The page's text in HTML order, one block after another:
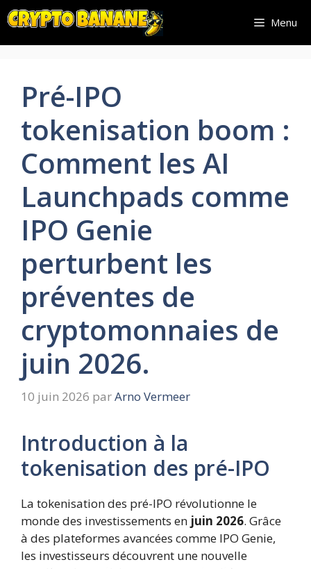
Aller
au
contenu
Menu
Pré-IPO
tokenisation boom :
Comment les AI
Launchpads comme
IPO Genie
perturbent les
préventes de
cryptomonnaies de
juin 2026.
10 juin 2026 parArno Vermeer
Introduction à la
tokenisation des pré-IPO
La tokenisation des pré-IPO révolutionne le
monde des investissements en juin 2026. Grâce
à des plateformes avancées comme IPO Genie,
les investisseurs découvrent une nouvelle